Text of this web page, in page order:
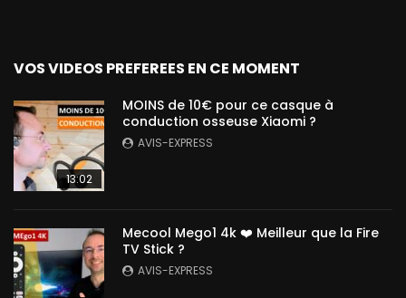
VOS VIDEOS PREFEREES EN CE MOMENT
13:02
MOINS de 10€ pour ce casque à
conduction osseuse Xiaomi ?
AVIS-EXPRESS
Mecool Mego1 4k ❤️ Meilleur que la Fire
TV Stick ?
AVIS-EXPRESS